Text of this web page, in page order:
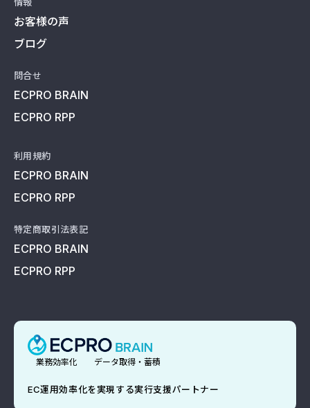
お客様の声
ブログ
問合せ
ECPRO BRAIN
ECPRO RPP
利用規約
ECPRO BRAIN
ECPRO RPP
特定商取引法表記
ECPRO BRAIN
ECPRO RPP
業務効率化 データ取得・蓄積
EC運用効率化を実現する実行支援パートナー